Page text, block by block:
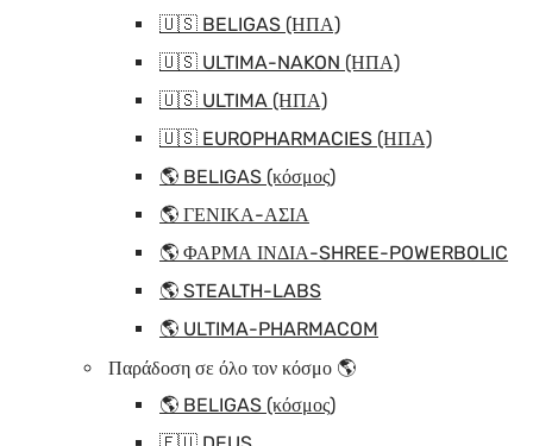
🇺🇸 BELIGAS (ΗΠΑ)
🇺🇸 ULTIMA-NAKON (ΗΠΑ)
🇺🇸 ULTIMA (ΗΠΑ)
🇺🇸 EUROPHARMACIES (ΗΠΑ)
🌎 BELIGAS (κόσμος)
🌎 ΓΕΝΙΚΑ-ΑΣΙΑ
🌎 ΦΑΡΜΑ ΙΝΔΙΑ-SHREE-POWERBOLIC
🌎 STEALTH-LABS
🌎 ULTIMA-PHARMACOM
Παράδοση σε όλο τον κόσμο 🌎
🌎 BELIGAS (κόσμος)